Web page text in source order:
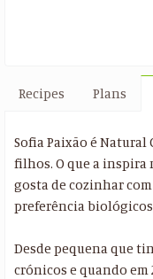
Recipes Plans
Sofia Paixão é Natural
filhos. O que a inspira
gosta de cozinhar
preferência
Desde pequena que
crónicos e quando em